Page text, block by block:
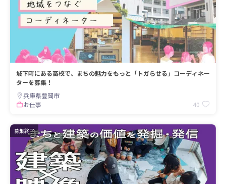
城下町にある高校で、まちの魅力をもっと「トガらせる」コーディネー
ターを募集！
兵庫県豊岡市
お仕事
40
募集終了